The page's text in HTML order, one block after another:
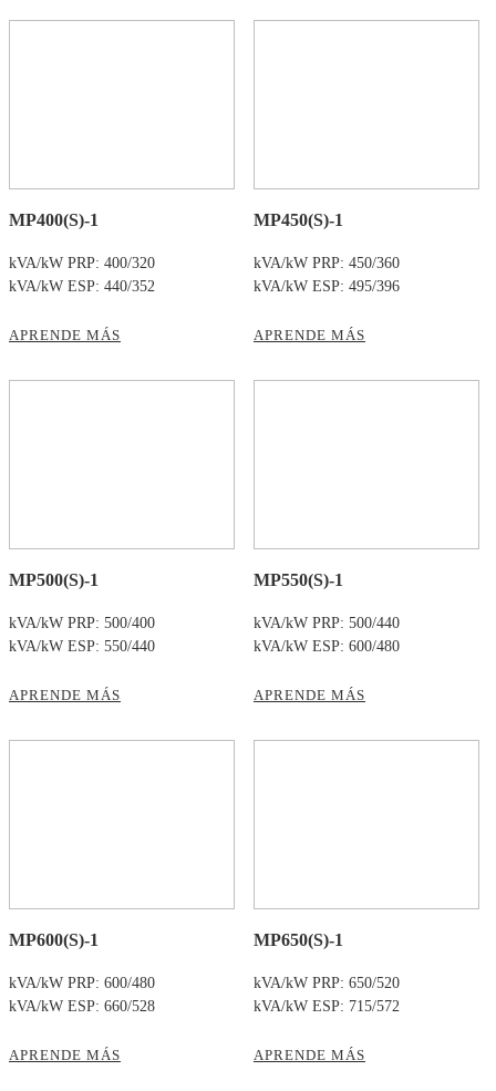
MP400(S)-1
kVA/kW PRP: 400/320
kVA/kW ESP: 440/352
APRENDE MÁS
MP450(S)-1
kVA/kW PRP: 450/360
kVA/kW ESP: 495/396
APRENDE MÁS
MP500(S)-1
kVA/kW PRP: 500/400
kVA/kW ESP: 550/440
APRENDE MÁS
MP550(S)-1
kVA/kW PRP: 500/440
kVA/kW ESP: 600/480
APRENDE MÁS
MP600(S)-1
kVA/kW PRP: 600/480
kVA/kW ESP: 660/528
APRENDE MÁS
MP650(S)-1
kVA/kW PRP: 650/520
kVA/kW ESP: 715/572
APRENDE MÁS